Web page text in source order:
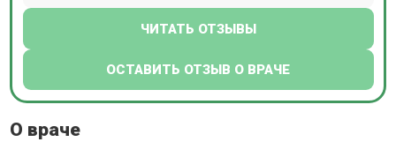
ЧИТАТЬ ОТЗЫВЫ
ОСТАВИТЬ ОТЗЫВ О ВРАЧЕ
О враче